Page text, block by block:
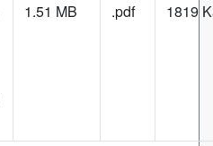
1.51 MB .pdf 1819